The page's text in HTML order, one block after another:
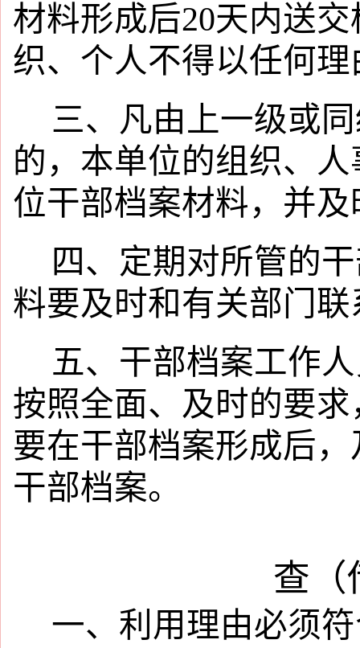
材料形成后20天内送
织、个人不得以任何
三、凡由上一级或
的，本单位的组织、
位干部档案材料，并
四、定期对所管的
料要及时和有关部门
五、干部档案工作
按照全面、及时的要
要在干部档案形成后
干部档案。
查（
一、利用理由必须